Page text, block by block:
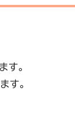
す。
す。